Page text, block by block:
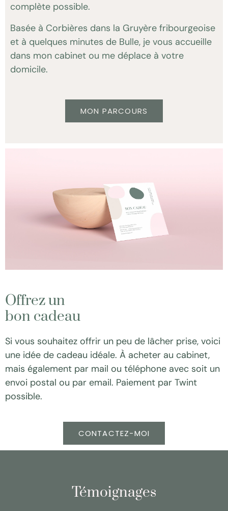
complète possible.
Basée à Corbières dans la Gruyère fribourgeoise
et à quelques minutes de Bulle, je vous accueille
dans mon cabinet ou me déplace à votre
domicile.
MON PARCOURS
Offrez un
bon cadeau
Si vous souhaitez offrir un peu de lâcher prise, voici
une idée de cadeau idéale. À acheter au cabinet,
mais également par mail ou téléphone avec soit un
envoi postal ou par email. Paiement par Twint
possible.
CONTACTEZ-MOI
Témoignages